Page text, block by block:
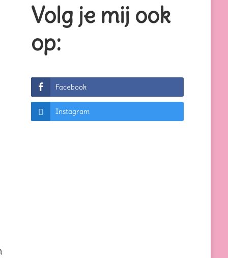
Volg je mij ook
op:
Facebook
Instagram